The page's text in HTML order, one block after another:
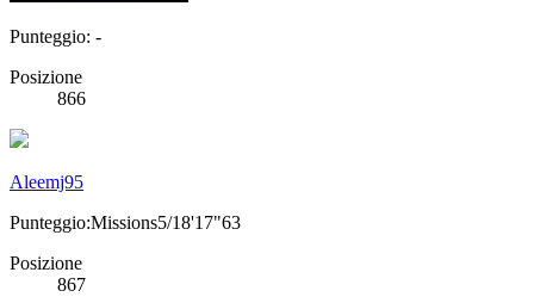
Punteggio: -
Posizione
866
Aleemj95
Punteggio:Missions5/18'17"63
Posizione
867